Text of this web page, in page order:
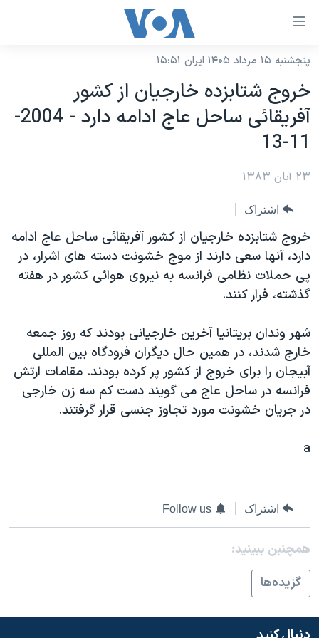
لینکهای
دسترسی
جهش
به
محتوای
اصلی
صفحه
جهش
به
جستجو
نسخه سبک وب‌سایت
موضوع ها
آمریکا
جهان
ورزشی
گزیده‌ها
ویژه برنامه‌ها
فرهنگ و زندگی
حقوق شهروندی
علم و فناوری
برنامه های تلویزیونی
جدول برنامه ها
صفحه‌های ویژه
جام جهانی ۲۰۲۶
عملیات خشم حماسی
۲۵۰سالگی آمریکا
مستندها
انتخابات ریاست جمهوری آمریکا ۲۰۲۴
حمله جمهوری اسلامی به اسرائیل
رمز مهسا
تریبونال مردمی آبان ۹۸
قانون شفافیت دارائی کادر رهبری ایران
فرکانس‌های صدای آمریکا
پخش رادیویی
یادگیری زبان انگلیسی
دنبال کنید
پنجشنبه ۱۵ مرداد ۱۴۰۵ ایران ۱۵:۵۱
خروج شتابزده خارجيان از کشور
آفريقائی ساحل عاج ادامه دارد - 2004-
11-13
۲۳ آبان ۱۳۸۳
اشتراک
خروج شتابزده خارجيان از کشور آفريقائی ساحل عاج ادامه
دارد، آنها سعی دارند از موج خشونت دسته های اشرار، در
پی حملات نظامی فرانسه به نيروی هوائی کشور در هفته
گذشته، فرار کنند.
شهر وندان بريتانيا آخرين خارجيانی بودند که روز جمعه
خارج شدند، در همين حال ديگران فرودگاه بين المللی
آبيجان را برای خروج از کشور پر کرده بودند. مقامات ارتش
فرانسه در ساحل عاج می گويند دست کم سه زن خارجی
در جريان خشونت مورد تجاوز جنسی قرار گرفتند.
a
اشتراک Follow us
همچنبن ببینید:
گزيده‌ها